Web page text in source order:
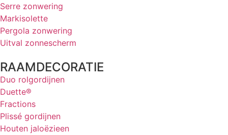
Serre zonwering
Markisolette
Pergola zonwering
Uitval zonnescherm
RAAMDECORATIE
Duo rolgordijnen
Duette®
Fractions
Plissé gordijnen
Houten jaloëzieen